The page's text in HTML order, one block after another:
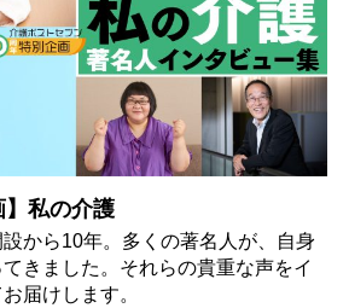
】私の介護
から10年。多くの著名人が、自身
きました。それらの貴重な声をイ
届けします。